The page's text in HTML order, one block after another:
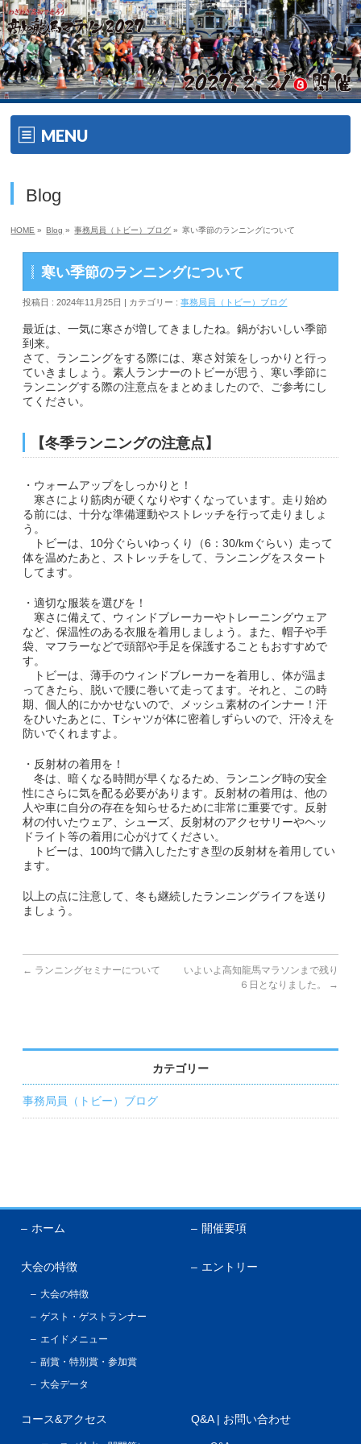
MENU
開催要項
大会の特徴
エイドメニュー
副賞・特別賞・参加賞
コース&アクセス
コース（給水、関門等）
アクセス
Q&A | お問い合わせ
Q&A
お問い合わせ
English
Blog
HOME » Blog » 事務局員（トビー）ブログ » 寒い季節のランニングについて
寒い季節のランニングについて
投稿日 : 2024年11月25日 | カテゴリー :事務局員（トビー）ブログ
最近は、一気に寒さが増してきましたね。鍋がおいしい季節
到来。
さて、ランニングをする際には、寒さ対策をしっかりと行っ
ていきましょう。素人ランナーのトビーが思う、寒い季節に
ランニングする際の注意点をまとめましたので、ご参考にし
てください。
【冬季ランニングの注意点】
・ウォームアップをしっかりと！
寒さにより筋肉が硬くなりやすくなっています。走り始め
る前には、十分な準備運動やストレッチを行って走りましょ
う。
トビーは、10分ぐらいゆっくり（6：30/kmぐらい）走って
体を温めたあと、ストレッチをして、ランニングをスタート
してます。
・適切な服装を選びを！
寒さに備えて、ウィンドブレーカーやトレーニングウェア
など、保温性のある衣服を着用しましょう。また、帽子や手
袋、マフラーなどで頭部や手足を保護することもおすすめで
す。
トビーは、薄手のウィンドブレーカーを着用し、体が温ま
ってきたら、脱いで腰に巻いて走ってます。それと、この時
期、個人的にかかせないので、メッシュ素材のインナー！汗
をひいたあとに、Tシャツが体に密着しずらいので、汗冷えを
防いでくれますよ。
・反射材の着用を！
冬は、暗くなる時間が早くなるため、ランニング時の安全
性にさらに気を配る必要があります。反射材の着用は、他の
人や車に自分の存在を知らせるために非常に重要です。反射
材の付いたウェア、シューズ、反射材のアクセサリーやヘッ
ドライト等の着用に心がけてください。
トビーは、100均で購入したたすき型の反射材を着用してい
ます。
以上の点に注意して、冬も継続したランニングライフを送り
ましょう。
← ランニングセミナーについて
いよいよ高知龍馬マラソンまで残り
６日となりました。
→
カテゴリー
事務局員（トビー）ブログ
ホーム 開催要項
大会の特徴
大会の特徴
ゲスト・ゲストランナー
エイドメニュー
副賞・特別賞・参加賞
大会データ
エントリー
コース&アクセス Q&A | お問い合わせ